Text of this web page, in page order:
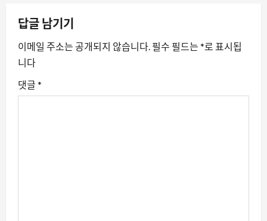
게
이
션
답글 남기기
이메일 주소는 공개되지 않습니다. 필수 필드는 *로 표시됩
니다
댓글 *